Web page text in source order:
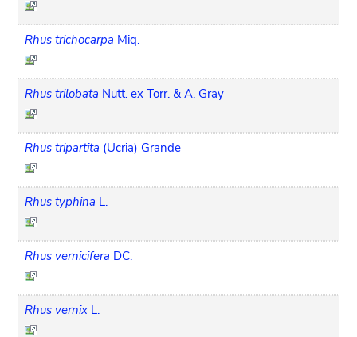
Rhus trichocarpa Miq.
Rhus trilobata Nutt. ex Torr. & A. Gray
Rhus tripartita (Ucria) Grande
Rhus typhina L.
Rhus vernicifera DC.
Rhus vernix L.